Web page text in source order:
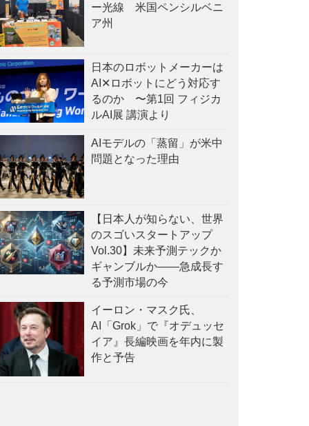
ー光線 米国ペンシルベニ
ア州
日本のロボットメーカーは
AI✕ロボットにどう対応す
るのか 〜第1回 フィジカ
ルAI展 講演より
AIモデルの「蒸留」が米中
問題となった理由
【日本人が知らない、世界
のスゴいスタートアップ
Vol.30】未来予測テックか
ギャンブルか——急成長す
る予測市場の今
イーロン・マスク氏、
AI「Grok」で『オデュッセ
イア』長編映画を年内に製
作と予告